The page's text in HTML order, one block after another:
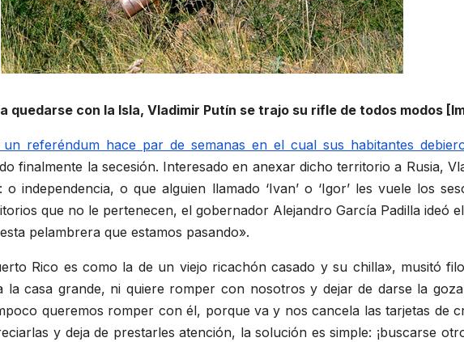
quedarse con la Isla, Vladimir Putín se trajo su rifle de todos modos
referéndum hace par de semanas en el cual sus habitantes
finalmente la secesión. Interesado en anexar dicho territorio a Rusia,
independencia, o que alguien llamado ‘Ivan’ o ‘Igor’ les vuele los
que no le pertenecen, el gobernador Alejandro García Padilla ideó
pelambrera que estamos pasando».
Rico es como la de un viejo ricachón casado y su chilla», musitó
casa grande, ni quiere romper con nosotros y dejar de darse la
queremos romper con él, porque va y nos cancela las tarjetas de
y deja de prestarles atención, la solución es simple: ¡buscarse